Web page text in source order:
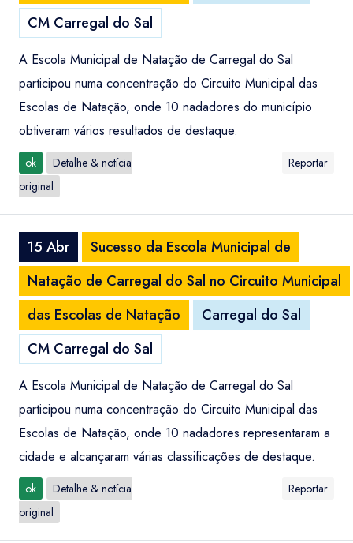
CM Carregal do Sal
A Escola Municipal de Natação de Carregal do Sal
participou numa concentração do Circuito Municipal das
Escolas de Natação, onde 10 nadadores do município
obtiveram vários resultados de destaque.
ok
Detalhe & notícia
original
Reportar
15 Abr
Sucesso da Escola Municipal de
Natação de Carregal do Sal no Circuito Municipal
das Escolas de Natação
Carregal do Sal
CM Carregal do Sal
A Escola Municipal de Natação de Carregal do Sal
participou numa concentração do Circuito Municipal das
Escolas de Natação, onde 10 nadadores representaram a
cidade e alcançaram várias classificações de destaque.
ok
Detalhe & notícia
original
Reportar